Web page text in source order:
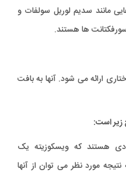
مانند سدیم لوریل سولفات و
سورفکتانت ها هستند.
ارائه می شود. آنها به بافت
زیر است:
هستند که ویسکوزیته یک
مورد نظر می توان از آنها